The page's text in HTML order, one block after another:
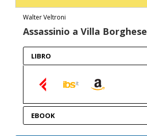
Walter Veltroni
Assassinio a Villa Borghese
LIBRO
EBOOK